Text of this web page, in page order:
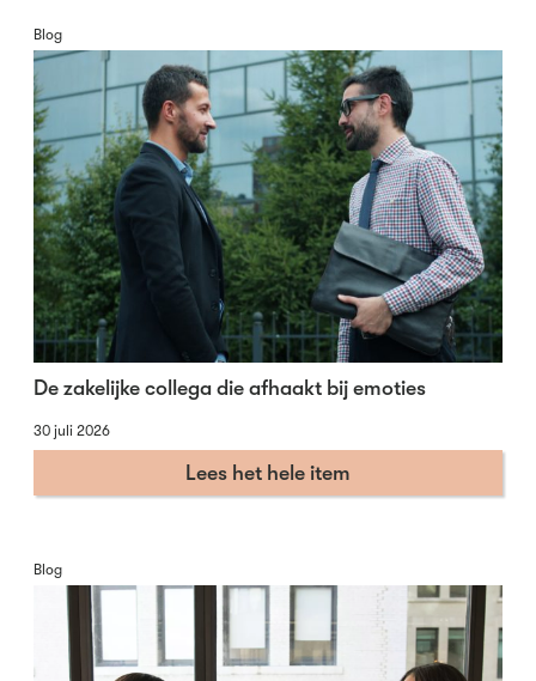
Blog
De zakelijke collega die afhaakt bij emoties
30 juli 2026
Lees het hele item
Blog